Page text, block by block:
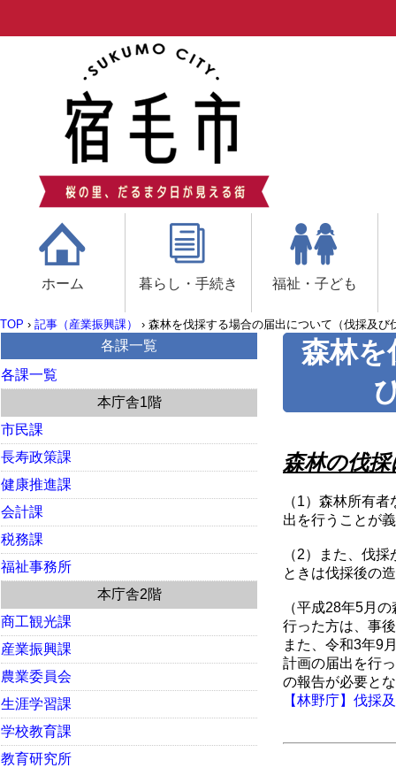
ホーム 暮らし・手続き 福祉・子ども
TOP › 記事（産業振興課） › 森林を伐採する場合の届出について（伐採及び
森林を
森林の伐
（1）森林所有
出を行うことが
（2）また、伐
ときは伐採後の
（平成28年5月
行った方は、事
また、令和3年9
計画の届出を行
の報告が必要と
【林野庁】伐採
各課一覧
各課一覧
本庁舎1階
市民課
長寿政策課
健康推進課
会計課
税務課
福祉事務所
本庁舎2階
商工観光課
産業振興課
農業委員会
生涯学習課
学校教育課
教育研究所